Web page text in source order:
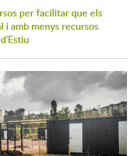
per facilitar que els
amb menys recursos